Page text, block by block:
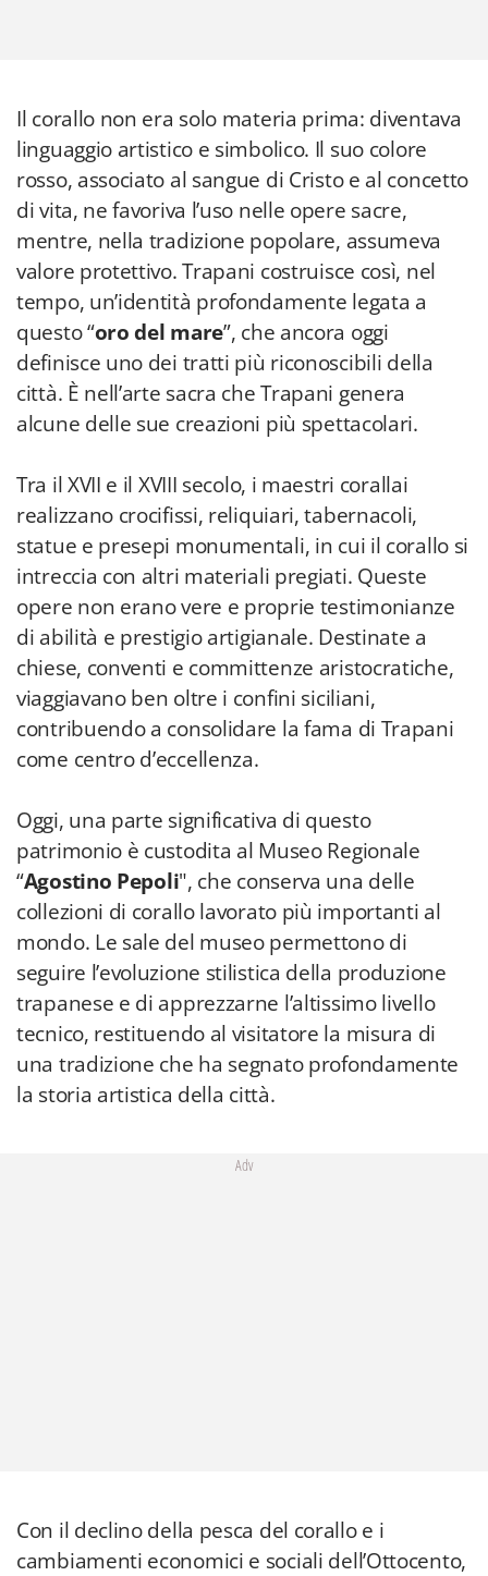
Il corallo non era solo materia prima: diventava
linguaggio artistico e simbolico. Il suo colore
rosso, associato al sangue di Cristo e al concetto
di vita, ne favoriva l’uso nelle opere sacre,
mentre, nella tradizione popolare, assumeva
valore protettivo. Trapani costruisce così, nel
tempo, un’identità profondamente legata a
questo “oro del mare”, che ancora oggi
definisce uno dei tratti più riconoscibili della
città. È nell’arte sacra che Trapani genera
alcune delle sue creazioni più spettacolari.
Tra il XVII e il XVIII secolo, i maestri corallai
realizzano crocifissi, reliquiari, tabernacoli,
statue e presepi monumentali, in cui il corallo si
intreccia con altri materiali pregiati. Queste
opere non erano vere e proprie testimonianze
di abilità e prestigio artigianale. Destinate a
chiese, conventi e committenze aristocratiche,
viaggiavano ben oltre i confini siciliani,
contribuendo a consolidare la fama di Trapani
come centro d’eccellenza.
Oggi, una parte significativa di questo
patrimonio è custodita al Museo Regionale
“Agostino Pepoli", che conserva una delle
collezioni di corallo lavorato più importanti al
mondo. Le sale del museo permettono di
seguire l’evoluzione stilistica della produzione
trapanese e di apprezzarne l’altissimo livello
tecnico, restituendo al visitatore la misura di
una tradizione che ha segnato profondamente
la storia artistica della città.
Adv
Con il declino della pesca del corallo e i
cambiamenti economici e sociali dell’Ottocento,